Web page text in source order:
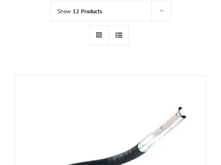
Show 12 Products